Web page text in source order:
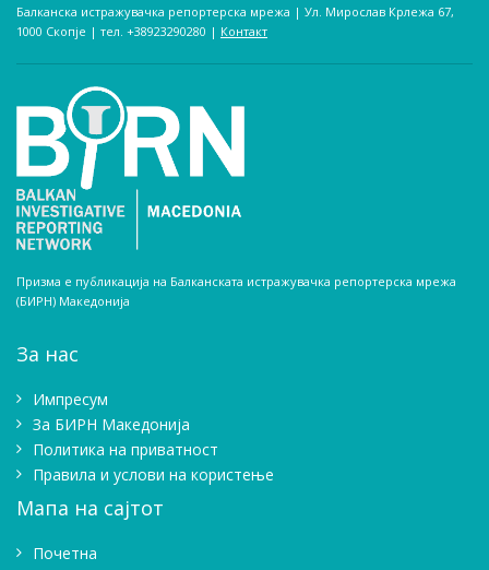
Балканска истражувачка репортерска мрежа | Ул. Мирослав Крлежа 67,
1000 Скопје | тел. +38923290280­ | Контакт
Призма е публикација на Балканската истражувачка репортерска мрежа
(БИРН) Македонија
За нас
Импресум
Зa БИРН Македонија
Политика на приватност
Правила и услови на користење
Мапа на сајтот
Почетна